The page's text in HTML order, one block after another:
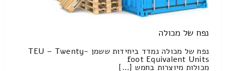
נפח של מכולה
נפח של מכולה נמדד ביחידות ששמן TEU – Twenty-
foot Equivalent Units
מכולות מיוצרות בחמש […]